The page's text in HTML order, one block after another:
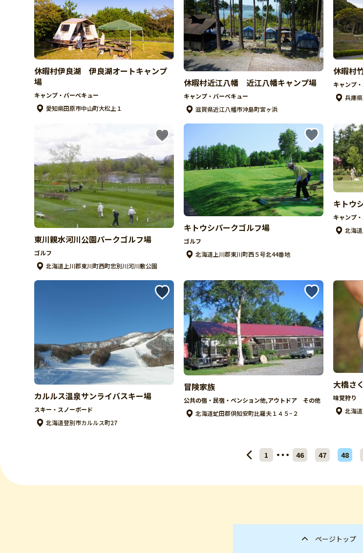
休暇村伊良湖 伊良湖オートキャンプ
場
キャンプ・バーベキュー
愛知県田原市中山町大松上１
休暇村近江八幡 近江八幡キャンプ場
キャンプ・バーベキュー
滋賀県近江八幡市沖島町宮ヶ浜
休暇村
キャンプ
兵庫
東川親水河川公園パークゴルフ場
ゴルフ
北海道上川郡東川町西町忠別川河川敷公園
キトウシパークゴルフ場
ゴルフ
北海道上川郡東川町西５号北44番地
キトウ
キャンプ
北海
カルルス温泉サンライバスキー場
スキー・スノーボード
北海道登別市カルルス町27
冒険家族
公共の宿・民宿・ペンション他,アウトドア その他
北海道虻田郡倶知安町比羅夫１４５−２
大橋さ
味覚狩り
北海
1 46 47 48
ページトップ